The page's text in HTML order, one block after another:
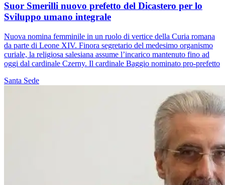
Suor Smerilli nuovo prefetto del Dicastero per lo
Sviluppo umano integrale
Nuova nomina femminile in un ruolo di vertice della Curia romana
da parte di Leone XIV. Finora segretario del medesimo organismo
curiale, la religiosa salesiana assume l’incarico mantenuto fino ad
oggi dal cardinale Czerny. Il cardinale Baggio nominato pro-prefetto
Santa Sede